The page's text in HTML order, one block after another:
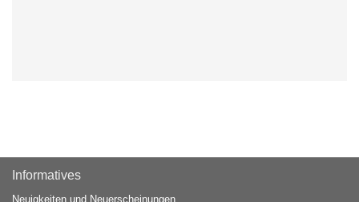
Informatives
Neuigkeiten und Neuerscheinungen